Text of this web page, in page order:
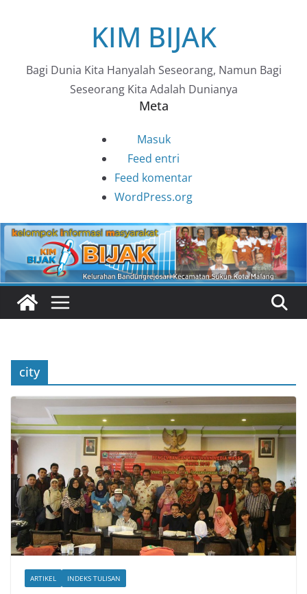
KIM BIJAK
Bagi Dunia Kita Hanyalah Seseorang, Namun Bagi
Seseorang Kita Adalah Dunianya
Meta
Masuk
Feed entri
Feed komentar
WordPress.org
city
ARTIKEL INDEKS TULISAN